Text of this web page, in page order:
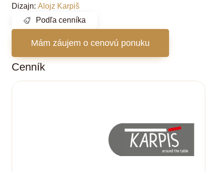
Dizajn: Alojz Karpiš
Podľa cenníka
Mám záujem o cenovú ponuku
Cenník